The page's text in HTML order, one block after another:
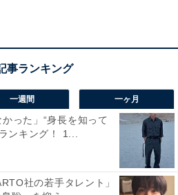
で注目されています。理工・
強く、都市での生活と勉学の両
「もう一度大学受験するなら
と期待感が、幅広い世代から支
と「都会が好きで、実際大学生
で、近い横浜を選びました」
一週間 一ヶ月
った」“身長を知って
ンキング！ 1...
社の若手タレント」